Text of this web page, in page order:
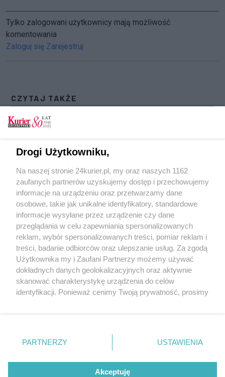
Tylko zalogowani użytkownicy mają możliwość
komentowania
Zaloguj się Zarejestruj
CZYTAJ TAKŻE
Zatrzymany w Stargardzie. Wiózł z Holandii
prawie pół kilograma amfetaminy
Z okazji Dnia Ziemi. Rowerowa Masa Krytyczna
w Stargardzie [GALERIA]
To już trzecia edycja. Sant Jordi w Stargardzie
[GALERIA]
POGODA
14℃
Zobacz prognozę na 3 dni
Copyright © 2022 Kurier Szczeciński sp. z o.o.
Wszelkie prawa zastrzeżone
Nota wydawnicza
Nota prawna
Drogi Użytkowniku,
Na naszej stronie 24kurier.pl, my oraz naszych 1162
zaufanych partnerów uzyskujemy dostęp i przechowujemy
informacje na urządzeniu oraz przetwarzamy dane
osobowe, takie jak unikalne identyfikatory, standardowe
informacje wysyłane przez urządzenie czy dane
przeglądania w celu zapewniania spersonalizowanych
reklam, wybór spersonalizowanych treści, pomiar reklam i
treści, badanie odbiorców oraz ulepszanie usług. Za zgodą
Użytkownika my i Zaufani Partnerzy możemy używać
dokładnych danych geolokalizacyjnych oraz aktywnie
skanować charakterystykę urządzenia do celów
identyfikacji. Ponieważ cenimy Twoją prywatność, prosimy
prywatności znajdujący się w lewym dolnym rogu strony
. Niektóre rodzaje przetwarzania danych nie wymagają
takiemu przetwarzaniu. Preferencje będą miały
PARTNERZY USTAWIENIA
Akceptuję